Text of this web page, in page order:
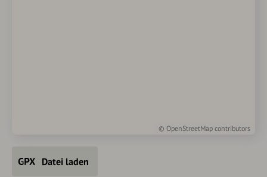
© OpenStreetMap contributors
Datei laden